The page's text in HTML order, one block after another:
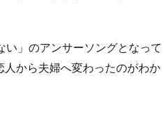
」のアンサーソングとなって
から夫婦へ変わったのがわか